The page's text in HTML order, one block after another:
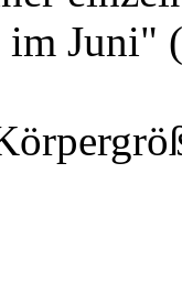
im Juni"